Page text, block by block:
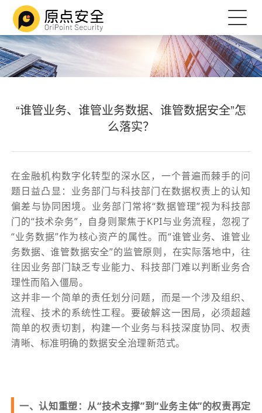
“谁管业务、谁管业务数据、谁管数据安全”怎
么落实？
在金融机构数字化转型的深水区，一个普遍而棘手的问
题日益凸显：业务部门与科技部门在数据权责上的认知
偏差与协同困境。业务部门常将“数据管理”视为科技部
门的“技术杂务”，自身则聚焦于KPI与业务流程，忽视了
“业务数据”作为核心资产的属性。而“谁管业务、谁管业
务数据、谁管数据安全”的监管原则，在实际落地中，往
往因业务部门缺乏专业能力、科技部门难以判断业务合
理性而陷入僵局。
这并非一个简单的责任划分问题，而是一个涉及组织、
流程、技术的系统性工程。要破解这一困局，必须超越
简单的权责切割，构建一个业务与科技深度协同、权责
清晰、标准明确的数据安全治理新范式。
一、认知重塑：从“技术支撑”到“业务主体”的权责再定